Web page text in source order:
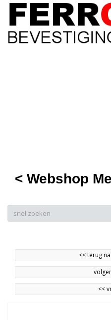
< Webshop
<<terug
<<